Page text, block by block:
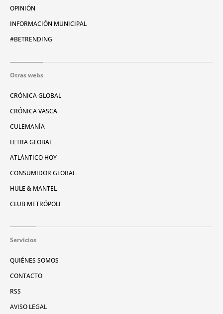
OPINIÓN
INFORMACIÓN MUNICIPAL
#BETRENDING
Otras webs
CRÓNICA GLOBAL
CRÓNICA VASCA
CULEMANÍA
LETRA GLOBAL
ATLÁNTICO HOY
CONSUMIDOR GLOBAL
HULE & MANTEL
CLUB METRÓPOLI
Servicios
QUIÉNES SOMOS
CONTACTO
RSS
AVISO LEGAL